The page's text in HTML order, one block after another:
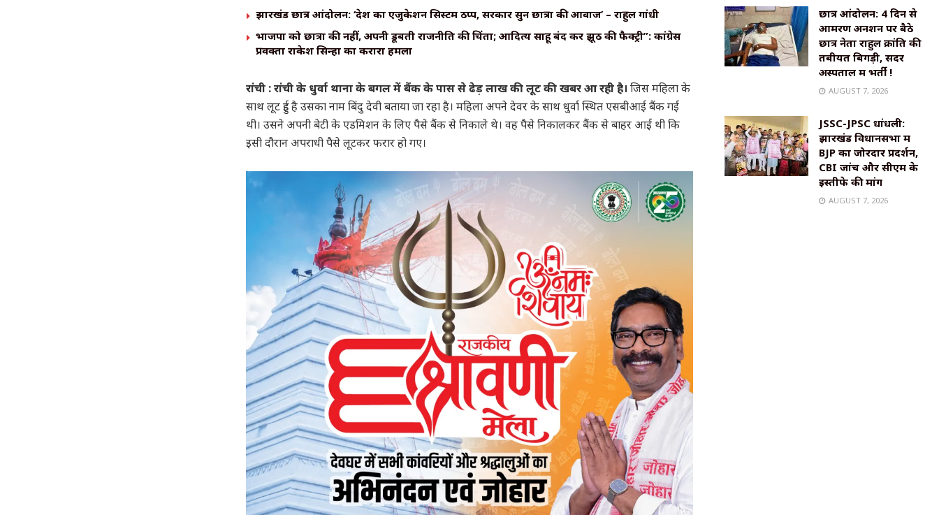
झारखंड छात्र आंदोलन: ‘देश का एजुकेशन सिस्टम ठप्प, सरकारें सुनें छात्रों की आवाज’ – राहुल गांधी
भाजपा को छात्रों की नहीं, अपनी डूबती राजनीति की चिंता; आदित्य साहू बंद करें झूठ की फैक्ट्री”: कांग्रेस
प्रवक्ता राकेश सिन्हा का करारा हमला
रांची : रांची के धुर्वा थाना के बगल में बैंक के पास से ढेड़ लाख की लूट की खबर आ रही है। जिस महिला के
साथ लूट हुई है उसका नाम बिंदु देवी बताया जा रहा है। महिला अपने देवर के साथ धुर्वा स्थित एसबीआई बैंक गई
थी। उसने अपनी बेटी के एडमिशन के लिए पैसे बैंक से निकाले थे। वह पैसे निकालकर बैंक से बाहर आई थी कि
इसी दौरान अपराधी पैसे लूटकर फरार हो गए।
छात्र आंदोलन: 4 दिन से
आमरण अनशन पर बैठे
छात्र नेता राहुल क्रांति की
तबीयत बिगड़ी, सदर
अस्पताल में भर्ती !
AUGUST 7, 2026
JSSC-JPSC धांधली:
झारखंड विधानसभा में
BJP का जोरदार प्रदर्शन,
CBI जांच और सीएम के
इस्तीफे की मांग
AUGUST 7, 2026